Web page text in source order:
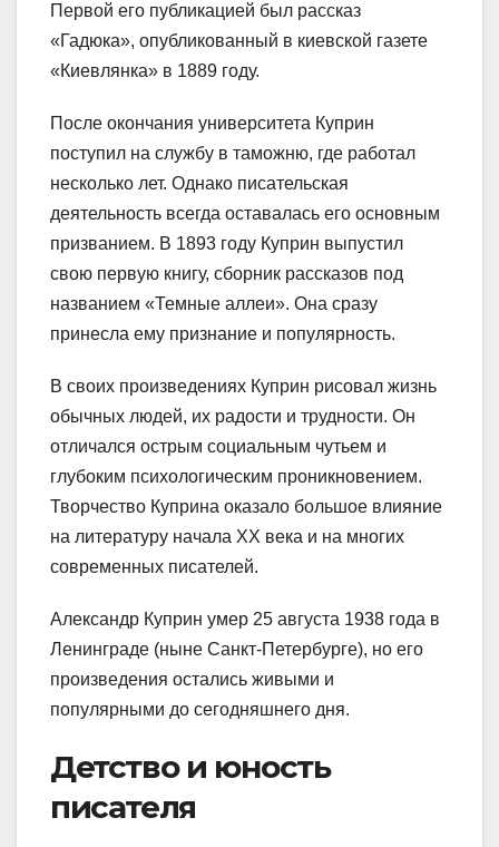
Первой его публикацией был рассказ
«Гадюка», опубликованный в киевской газете
«Киевлянка» в 1889 году.
После окончания университета Куприн
поступил на службу в таможню, где работал
несколько лет. Однако писательская
деятельность всегда оставалась его основным
призванием. В 1893 году Куприн выпустил
свою первую книгу, сборник рассказов под
названием «Темные аллеи». Она сразу
принесла ему признание и популярность.
В своих произведениях Куприн рисовал жизнь
обычных людей, их радости и трудности. Он
отличался острым социальным чутьем и
глубоким психологическим проникновением.
Творчество Куприна оказало большое влияние
на литературу начала XX века и на многих
современных писателей.
Александр Куприн умер 25 августа 1938 года в
Ленинграде (ныне Санкт-Петербурге), но его
произведения остались живыми и
популярными до сегодняшнего дня.
Детство и юность
писателя